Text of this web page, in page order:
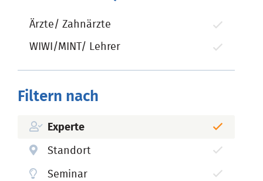
Ärzte/ Zahnärzte
WIWI/MINT/ Lehrer
Filtern nach
Experte
Standort
Seminar